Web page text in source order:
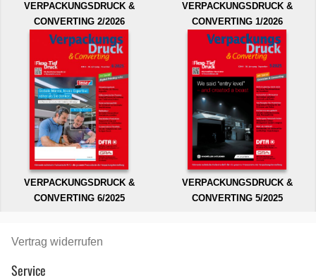
VERPACKUNGSDRUCK &
CONVERTING 2/2026
VERPACKUNGSDRUCK &
CONVERTING 1/2026
VERPACKUNGSDRUCK &
CONVERTING 6/2025
VERPACKUNGSDRUCK &
CONVERTING 5/2025
Vertrag widerrufen
Service